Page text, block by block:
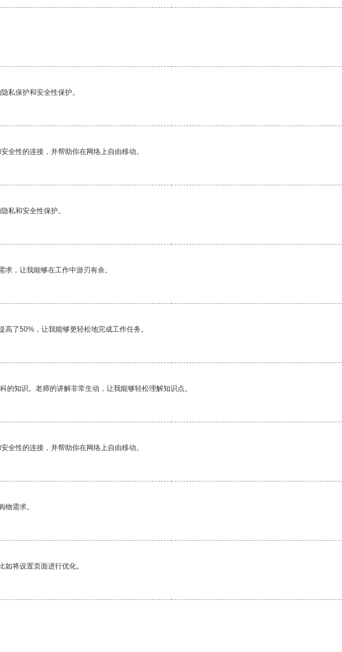
私保护和安全性保护。
全性的连接，并帮助你在网络上自由移动。
私和安全性保护。
，让我能够在工作中游刃有余。
了50%，让我能够更轻松地完成工作任务。
的知识。老师的讲解非常生动，让我能够轻松理解知识点。
全性的连接，并帮助你在网络上自由移动。
需求。
将设置页面进行优化。